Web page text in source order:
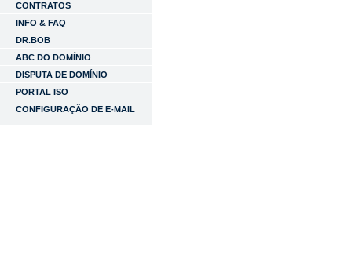
CONTRATOS
INFO & FAQ
DR.BOB
ABC DO DOMÍNIO
DISPUTA DE DOMÍNIO
PORTAL ISO
CONFIGURAÇÃO DE E-MAIL